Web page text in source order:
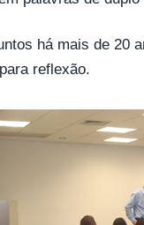
há mais de 20
reflexão.